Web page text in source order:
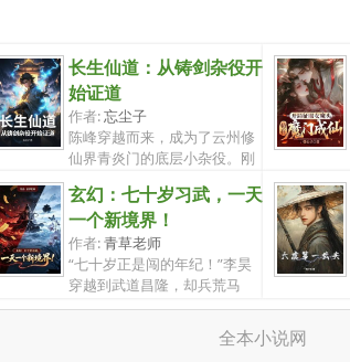
长生仙道：从铸剑杂役开
始证道
作者:忘尘子
陈峰穿越而来，成为了云州修
仙界青炎门的底层小杂役。刚
玄幻：七十岁习武，一天
一个新境界！
作者:青草老师
“七十岁正是闯的年纪！”李昊
穿越到武道昌隆，却兵荒马
乱，妖魔...
全本小说网